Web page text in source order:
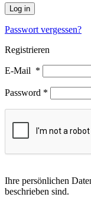
Log in
Passwort vergessen?
Registrieren
E-Mail *
Password *
Ihre persönlichen
beschrieben sind.